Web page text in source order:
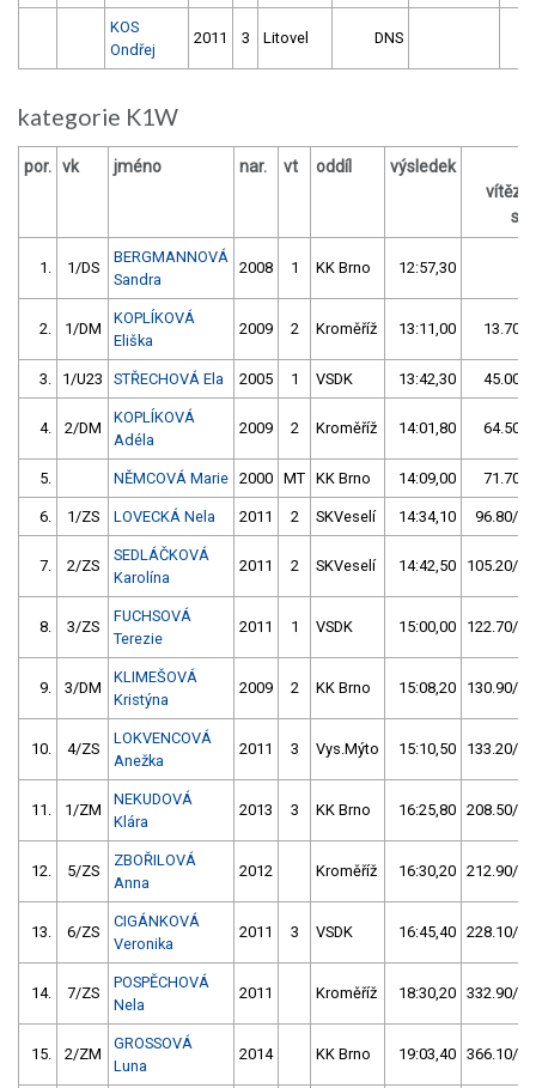
KOS
Ondřej
2011 3 Litovel DNS
kategorie K1W
por. vk jméno nar. vt oddíl výsledek
s /
1. 1/DS
BERGMANNOVÁ
Sandra
2008 1 KK Brno 12:57,30
2. 1/DM
KOPLÍKOVÁ
Eliška
2009 2 Kroměříž 13:11,00 13.70/
3. 1/U23 STŘECHOVÁ Ela 2005 1 VSDK 13:42,30 45.00/
4. 2/DM
KOPLÍKOVÁ
Adéla
2009 2 Kroměříž 14:01,80 64.50/
5. NĚMCOVÁ Marie 2000 MT KK Brno 14:09,00 71.70/
6. 1/ZS LOVECKÁ Nela 2011 2 SKVeselí 14:34,10 96.80/
7. 2/ZS
SEDLÁČKOVÁ
Karolína
2011 2 SKVeselí 14:42,50 105.20/
8. 3/ZS
FUCHSOVÁ
Terezie
2011 1 VSDK 15:00,00 122.70/
9. 3/DM
KLIMEŠOVÁ
Kristýna
2009 2 KK Brno 15:08,20 130.90/
10. 4/ZS
LOKVENCOVÁ
Anežka
2011 3 Vys.Mýto 15:10,50 133.20/
11. 1/ZM
NEKUDOVÁ
Klára
2013 3 KK Brno 16:25,80 208.50/
12. 5/ZS
ZBOŘILOVÁ
Anna
2012 Kroměříž 16:30,20 212.90/
13. 6/ZS
CIGÁNKOVÁ
Veronika
2011 3 VSDK 16:45,40 228.10/
14. 7/ZS
POSPĚCHOVÁ
Nela
2011 Kroměříž 18:30,20 332.90/
15. 2/ZM
GROSSOVÁ
Luna
2014 KK Brno 19:03,40 366.10/